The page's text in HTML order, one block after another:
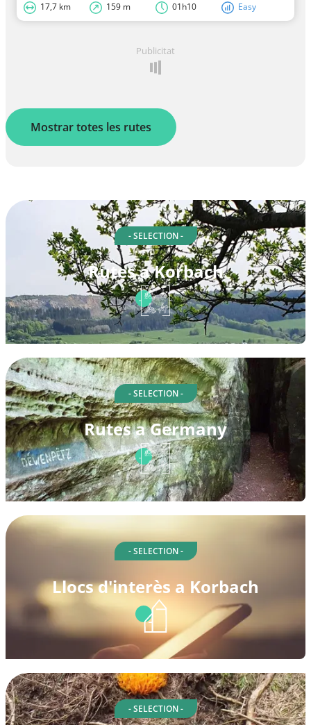
17,7 km 159 m 01h10 Easy
Publicitat
Mostrar totes les rutes
- SELECTION -
Rutes a Korbach
- SELECTION -
Rutes a Germany
- SELECTION -
Llocs d'interès a Korbach
- SELECTION -